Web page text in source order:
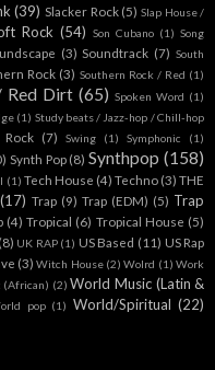
(39) Slacker Rock (5) Slap House /
Rock (54) Son Cubano (1) Song
(3) Soundtrack (7) South
Rock (3) Southern Rock / Red (1)
Red Dirt (65) Spoken Word (1)
(1) Study beats / Jazz-hop / Chill-hop
Rock (7) Swing (1) Symphonic (1)
Synth Pop (8) Synthpop (158)
(1) Tech House (4) Techno (3) THE
(17) Trap (9) Trap (EDM) (5) Trap
(4) Tropical (6) Tropical House (5)
(8) UK RAP (1) US Based (11) US Rap
(3) Witch House (2) Wolrd (1) Work
(African) (2) World Music (Latin &
pop (1) World/Spiritual (22)